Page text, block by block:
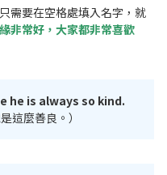
需要在空格處填入名字，就
非常好，大家都非常喜歡
he is always so kind.
這麼善良。）